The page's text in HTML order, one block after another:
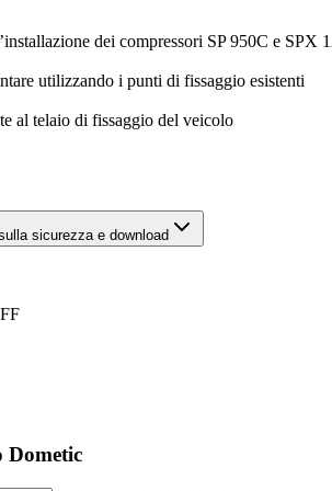
dei compressori SP 950C e SPX
utilizzando i punti di fissaggio esistenti
al telaio di fissaggio del veicolo
sicurezza e download
Dometic